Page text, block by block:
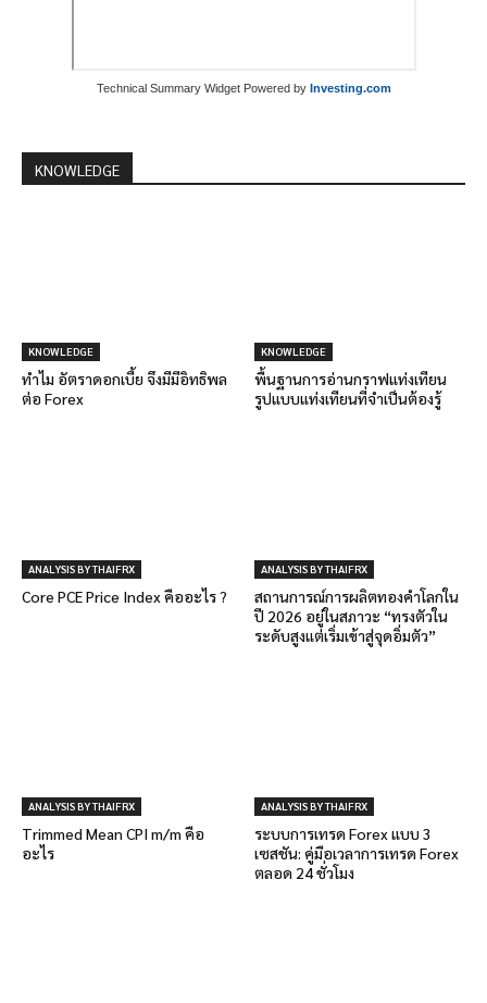
Technical Summary Widget Powered by Investing.com
KNOWLEDGE
KNOWLEDGE
ทำไม อัตราดอกเบี้ย จึงมีมีอิทธิพล
ต่อ Forex
KNOWLEDGE
พื้นฐานการอ่านกราฟแท่งเทียน
รูปแบบแท่งเทียนที่จำเป็นต้องรู้
ANALYSIS BY THAIFRX
Core PCE Price Index คืออะไร ?
ANALYSIS BY THAIFRX
สถานการณ์การผลิตทองคำโลกใน
ปี 2026 อยู่ในสภาวะ “ทรงตัวใน
ระดับสูงแต่เริ่มเข้าสู่จุดอิ่มตัว”
ANALYSIS BY THAIFRX
Trimmed Mean CPI m/m คือ
อะไร
ANALYSIS BY THAIFRX
ระบบการเทรด Forex แบบ 3
เซสชัน: คู่มือเวลาการเทรด Forex
ตลอด 24 ชั่วโมง